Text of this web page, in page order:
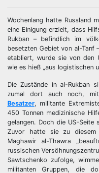
Wochenlang hatte Russland
eine Einigung erzielt, dass
Rukban – befindlich im
besetzten Gebiet von al-Tanf
etabliert, wurde sie von den
wie es hieß „aus logistischen
Die Zustände in al-Rukban
zumal dort auch noch,
Besatzer, militante
450 Tonnen medizinische
gelangen. Doch die US-Seite
Zuvor hatte sie zu diesem
Maghawir al-Thawra
russischen
Sawtschenko zufolge,
militanten Gruppen, die